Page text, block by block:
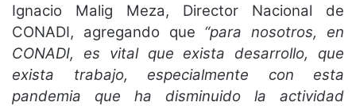
Ignacio Malig Meza, Director Nacional de
CONADI, agregando que “para nosotros, en
CONADI, es vital que exista desarrollo, que
exista trabajo, especialmente con esta
pandemia que ha disminuido la actividad